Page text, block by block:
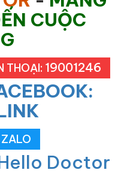
CUỘC
THOẠI: 19001246
Doctor